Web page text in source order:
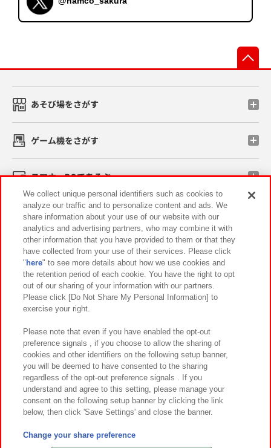
あそび場をさがす
ゲーム機をさがす
スマホ・PCであそぶ
イベント・キャンペーン
関連会社 サステナビリティ サイトポリシー
プライバシーポリシー ウェブアクセシビリティ方針と検証結果
お取引先さまとともに
カスタマーハラスメント対応方針 よくあるご質問・お問い合わせ
©Bandai Namco Amusement Inc.
©Bandai Namco Amusement Lab Inc.
We collect unique personal identifiers such as cookies to
analyze our traffic and to personalize content and ads. We
share information about your use of our website with our
analytics and advertising partners, who may combine it with
other information that you have provided to them or that they
have collected from your use of their services. Please click
" here" to see more details about how we use cookies and
the retention period of each cookie. You have the right to opt
out of our sharing of your information with our partners.
Please click [Do Not Share My Personal Information] to
exercise your right.
Please note that even if you have enabled the opt-out
preference signals , if you choose to allow the sharing of
cookies and other identifiers on the following setup banner,
you will be deemed to have consented to the sharing
regardless of the opt-out preference signals . If you
understand and agree to this setting, please manage your
consent on the following setup banner by clicking the link
below, then click 'Save Settings' and close the banner.
Change your share preference